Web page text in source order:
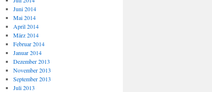
Juni 2014
Mai 2014
April 2014
März 2014
Februar 2014
Januar 2014
Dezember 2013
November 2013
September 2013
Juli 2013